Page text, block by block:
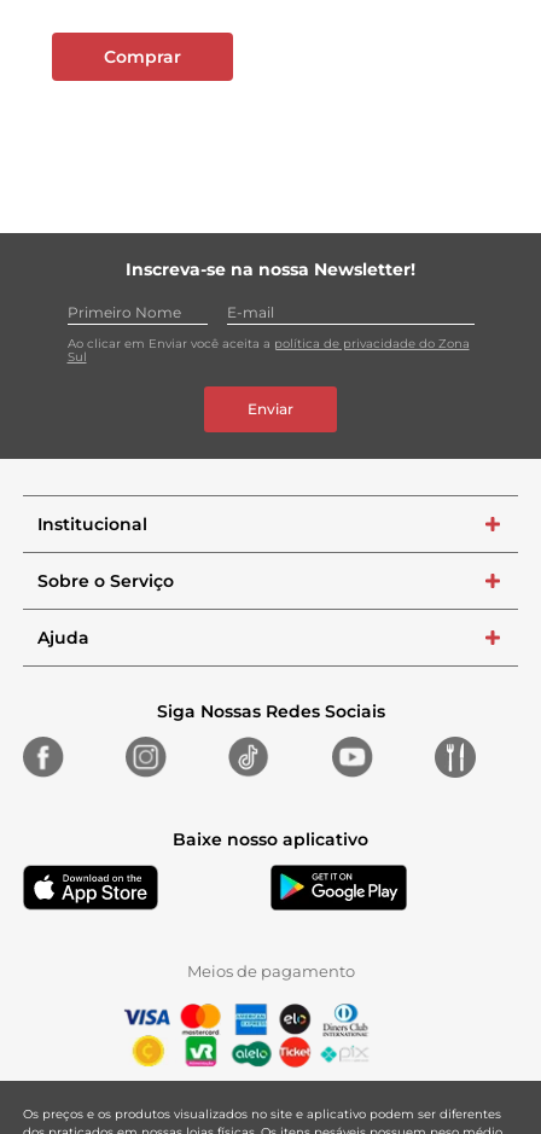
Comprar
Inscreva-se na nossa Newsletter!
Ao clicar em Enviar você aceita a política de privacidade do Zona
Sul
Enviar
Institucional +
Sobre o Serviço +
Ajuda +
Siga Nossas Redes Sociais
Baixe nosso aplicativo
Meios de pagamento
Os preços e os produtos visualizados no site e aplicativo podem ser diferentes